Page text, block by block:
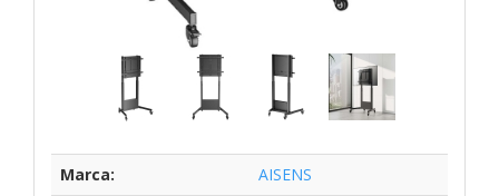
Marca:
AISENS